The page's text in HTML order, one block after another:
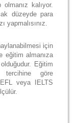
kalıyor.
düzeyde para
yapmalısınız.
için
eğitim almanıza
Eğitim
tercihine göre
veya IELTS